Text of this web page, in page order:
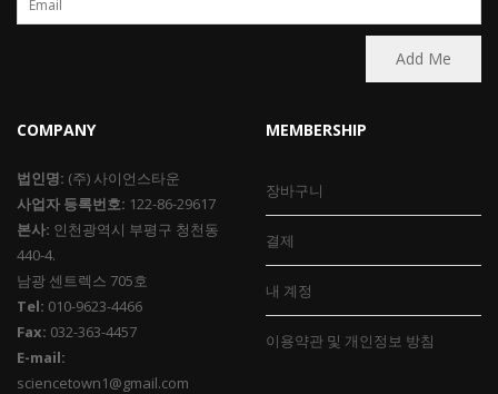
COMPANY
법인명: (주) 사이언스타운
사업자 등록번호: 122-86-29617
본사: 인천광역시 부평구 청천동
440-4.
남광 센트렉스 705호
Tel: 010-9623-4466
Fax: 032-363-4457
E-mail:
sciencetown1@gmail.com
MEMBERSHIP
장바구니
결제
내 계정
이용약관 및 개인정보 방침